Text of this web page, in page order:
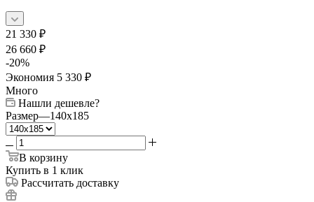
21 330 ₽
26 660 ₽
-20%
Экономия 5 330 ₽
Много
Нашли дешевле?
Размер—140x185
В корзину
Купить в 1 клик
Рассчитать доставку